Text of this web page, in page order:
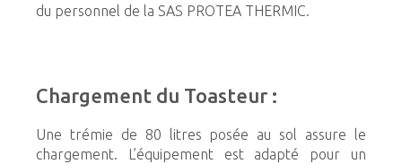
du personnel de la SAS PROTEA THERMIC.
Chargement du Toasteur :
Une trémie de 80 litres posée au sol assure le
chargement. L’équipement est adapté pour un